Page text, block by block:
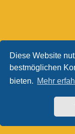
Diese Website
bestmöglichen
bieten. Mehr